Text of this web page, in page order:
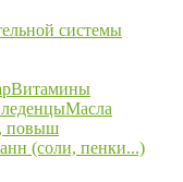
системы
Витамины
Масла
повыш
(соли, пенки...)